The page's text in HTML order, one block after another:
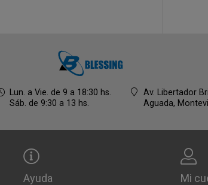
Lun. a Vie. de 9 a 18:30 hs.
Sáb. de 9:30 a 13 hs.
Av. Libertador
Aguada,
Ayuda Mi